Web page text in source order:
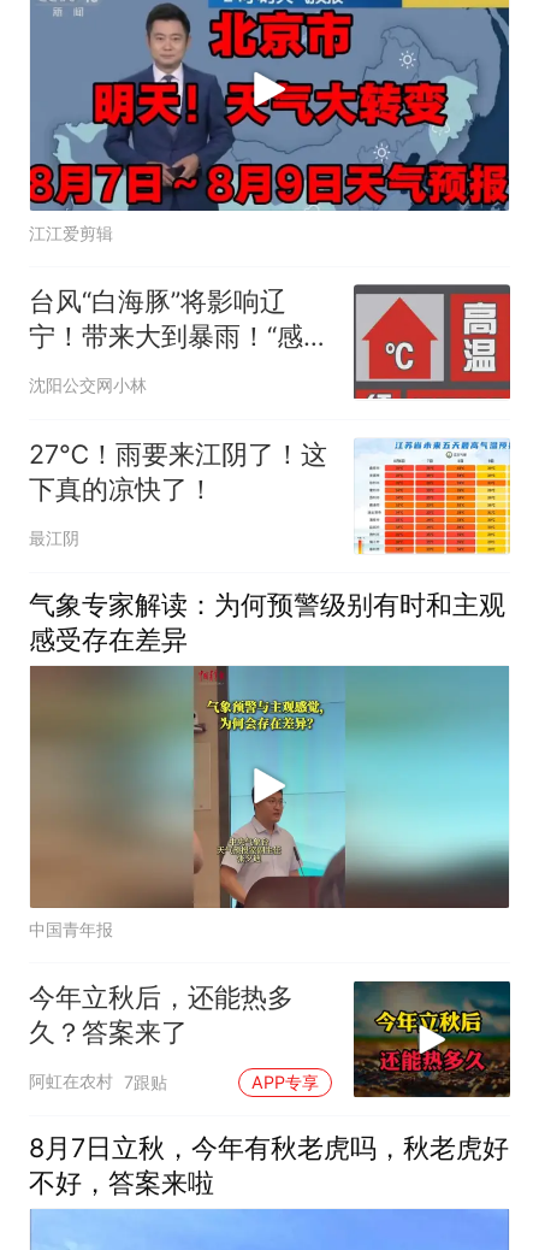
江江爱剪辑
台风“白海豚”将影响辽
宁！带来大到暴雨！“感觉
全东北都在等7号”冲上热
沈阳公交网小林
27℃！雨要来江阴了！这
下真的凉快了！
最江阴
气象专家解读：为何预警级别有时和主观
感受存在差异
中国青年报
今年立秋后，还能热多
久？答案来了
阿虹在农村 7跟贴 APP专享
8月7日立秋，今年有秋老虎吗，秋老虎好
不好，答案来啦